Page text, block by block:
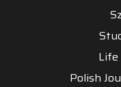
Life
Polish